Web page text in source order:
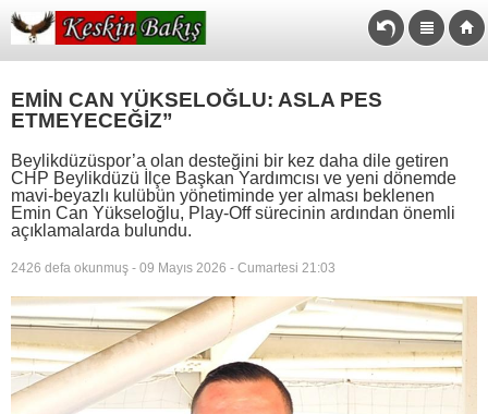
EMİN CAN YÜKSELOĞLU: ASLA PES
ETMEYECEĞİZ”
Beylikdüzüspor’a olan desteğini bir kez daha dile getiren
CHP Beylikdüzü İlçe Başkan Yardımcısı ve yeni dönemde
mavi-beyazlı kulübün yönetiminde yer alması beklenen
Emin Can Yükseloğlu, Play-Off sürecinin ardından önemli
açıklamalarda bulundu.
2426 defa okunmuş - 09 Mayıs 2026 - Cumartesi 21:03